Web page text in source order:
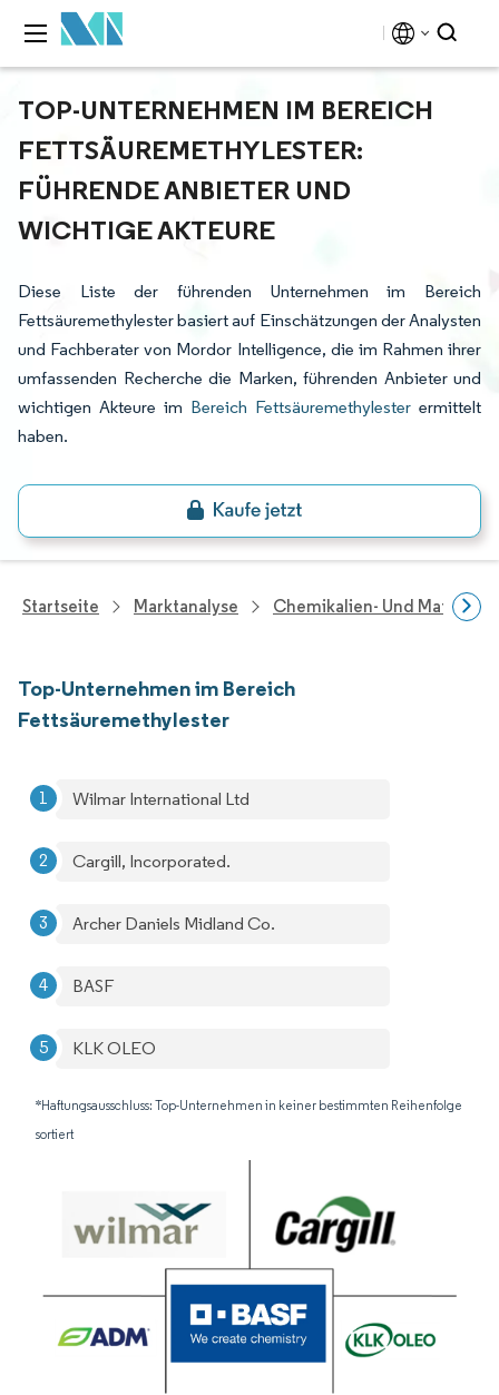
TOP-UNTERNEHMEN IM BEREICH
FETTSÄUREMETHYLESTER:
FÜHRENDE ANBIETER UND
WICHTIGE AKTEURE
Diese Liste der führenden Unternehmen im Bereich
Fettsäuremethylester basiert auf Einschätzungen der Analysten
und Fachberater von Mordor Intelligence, die im Rahmen ihrer
umfassenden Recherche die Marken, führenden Anbieter und
wichtigen Akteure im Bereich Fettsäuremethylester ermittelt
haben.
Startseite Marktanalyse Chemikalien- Und
Top-Unternehmen im Bereich
Fettsäuremethylester
Wilmar International Ltd
Cargill, Incorporated.
Archer Daniels Midland Co.
BASF
KLK OLEO
*Haftungsausschluss: Top-Unternehmen in keiner bestimmten Reihenfolge
sortiert